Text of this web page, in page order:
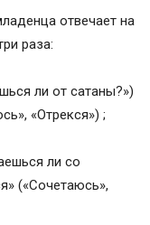
отвечает на
раза:
ли от сатаны?»)
«Отрекся») ;
ли со
(«Сочетаюсь»,